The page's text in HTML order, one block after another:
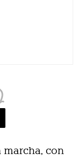
marcha, con